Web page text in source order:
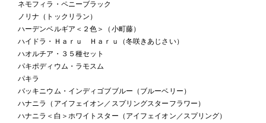
ネモフィラ・ペニーブラック
ノリナ（トックリラン）
ハーデンベルギア＜２色＞（小町藤）
ハイドラ・Ｈａｒｕ Ｈａｒｕ（冬咲きあじさい）
ハオルチア・３５種セット
パキポディウム・ラモスム
パキラ
バッキニウム・インディゴブブルー（ブルーベリー）
ハナニラ（アイフェイオン／スプリングスターフラワー）
ハナニラ＜白＞ホワイトスター（アイフェイオン／スプリング）